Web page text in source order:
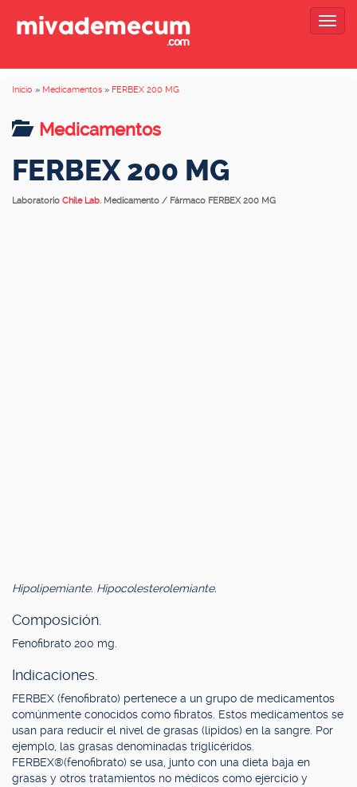
Inicio » Medicamentos » FERBEX 200 MG
Medicamentos
FERBEX 200 MG
Laboratorio Chile Lab. Medicamento / Fármaco FERBEX 200 MG
Hipolipemiante. Hipocolesterolemiante.
Composición.
Fenofibrato 200 mg.
Indicaciones.
FERBEX (fenofibrato) pertenece a un grupo de medicamentos
comúnmente conocidos como fibratos. Estos medicamentos se
usan para reducir el nivel de grasas (lípidos) en la sangre. Por
ejemplo, las grasas denominadas triglicéridos.
FERBEX®(fenofibrato) se usa, junto con una dieta baja en
grasas y otros tratamientos no médicos como ejercicio y